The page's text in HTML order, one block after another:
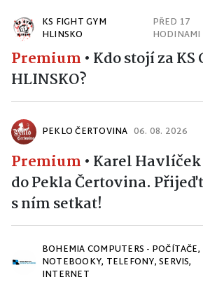
KS FIGHT GYM
HLINSKO
PŘED 17
HODINAMI
Premium • Kdo stojí za KS
HLINSKO?
PEKLO ČERTOVINA 06. 08. 2026
Premium • Karel
do Pekla Čertovina.
s ním setkat!
BOHEMIA COMPUTERS - POČÍTAČE,
NOTEBOOKY, TELEFONY, SERVIS,
INTERNET